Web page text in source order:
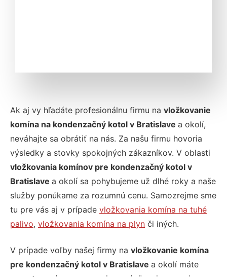
Ak aj vy hľadáte profesionálnu firmu na vložkovanie
komína na kondenzačný kotol v Bratislave a okolí,
neváhajte sa obrátiť na nás. Za našu firmu hovoria
výsledky a stovky spokojných zákazníkov. V oblasti
vložkovania komínov pre kondenzačný kotol v
Bratislave a okolí sa pohybujeme už dlhé roky a naše
služby ponúkame za rozumnú cenu. Samozrejme sme
tu pre vás aj v prípade vložkovania komína na tuhé
palivo, vložkovania komína na plyn či iných.
V prípade voľby našej firmy na vložkovanie komína
pre kondenzačný kotol v Bratislave a okolí máte